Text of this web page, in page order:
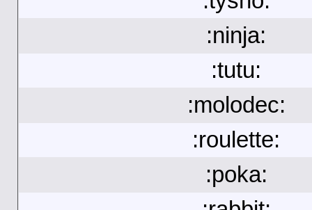
:ninja:
:tutu:
:molodec:
:roulette:
:poka: